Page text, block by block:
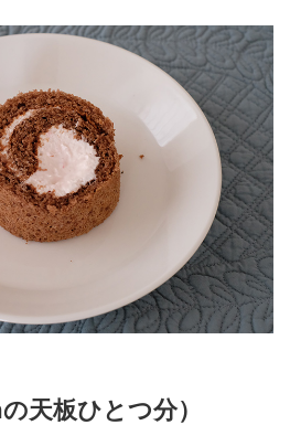
天板ひとつ分）